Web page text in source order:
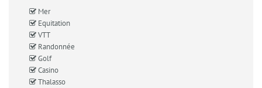
Mer
Equitation
VTT
Randonnée
Golf
Casino
Thalasso